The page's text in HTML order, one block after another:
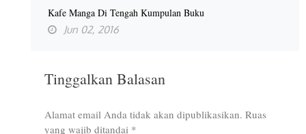
Kafe Manga Di Tengah Kumpulan Buku
Jun 02, 2016
Tinggalkan Balasan
Alamat email Anda tidak akan dipublikasikan. Ruas
yang wajib ditandai *